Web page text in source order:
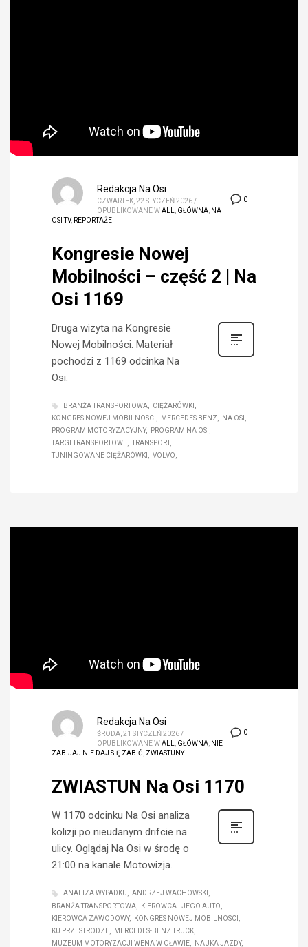
0
Redakcja Na Osi
CZWARTEK, 22 STYCZEŃ 2026 /
OPUBLIKOWANE WALL GŁÓWNA NA
OSI TV, REPORTAŻE
Kongresie Nowej
Mobilności – część 2 | Na
Osi 1169
Druga wizyta na Kongresie
Nowej Mobilności. Materiał
pochodzi z 1169 odcinka Na
Osi.
BRANŻA TRANSPORTOWA
CIĘŻARÓWKI
KONGRES NOWEJ MOBILNOSCI
MERCEDES BENZ
NA OSI
PROGRAM MOTORYZACYJNY
PROGRAM NA OSI
TARGI TRANSPORTOWE
TRANSPORT
TUNINGOWANE CIĘŻARÓWKI
VOLVO
0
Redakcja Na Osi
ŚRODA, 21 STYCZEŃ 2026/
OPUBLIKOWANE WALL, GŁÓWNA, NIE
ZABIJAJ NIE DAJ SIĘ ZABIĆ, ZWIASTUNY
ZWIASTUN Na Osi 1170
W 1170 odcinku Na Osi analiza
kolizji po nieudanym drifcie na
ulicy. Oglądaj Na Osi w środę o
21:00 na kanale Motowizja.
ANALIZA WYPADKU
ANDRZEJ WACHOWSKI
BRANŻA TRANSPORTOWA
KIEROWCA I JEGO AUTO
KIEROWCA ZAWODOWY
KONGRES NOWEJ MOBILNOSCI
KU PRZESTRODZE
MERCEDES-BENZ TRUCK
MUZEUM MOTORYZACJI WENA W OŁAWIE
NAUKA JAZDY